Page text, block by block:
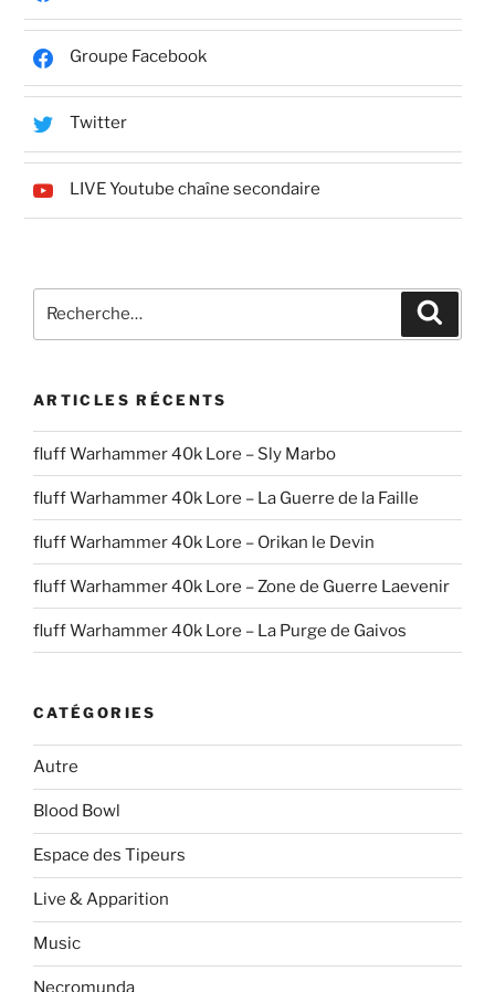
Groupe Facebook
Twitter
LIVE Youtube chaîne secondaire
pour
ARTICLES RÉCENTS
fluff Warhammer 40k Lore – Sly Marbo
fluff Warhammer 40k Lore – La Guerre de la Faille
fluff Warhammer 40k Lore – Orikan le Devin
fluff Warhammer 40k Lore – Zone de Guerre Laevenir
fluff Warhammer 40k Lore – La Purge de Gaivos
CATÉGORIES
Autre
Blood Bowl
Espace des Tipeurs
Live & Apparition
Music
Necromunda